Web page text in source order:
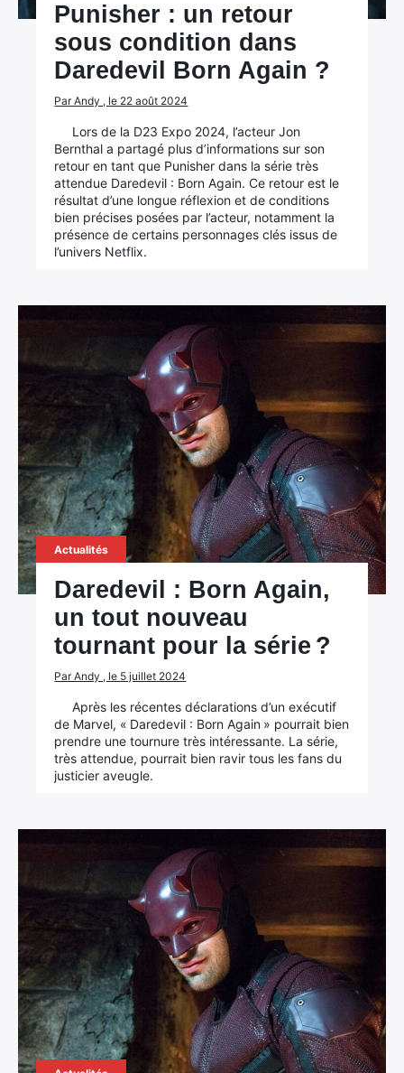
Punisher : un retour
sous condition dans
Daredevil Born Again ?
Par Andy , le 22 août 2024
Lors de la D23 Expo 2024, l’acteur Jon
Bernthal a partagé plus d’informations sur son
retour en tant que Punisher dans la série très
attendue Daredevil : Born Again. Ce retour est le
résultat d’une longue réflexion et de conditions
bien précises posées par l’acteur, notamment la
présence de certains personnages clés issus de
l’univers Netflix.
Actualités
Daredevil : Born Again,
un tout nouveau
tournant pour la série ?
Par Andy , le 5 juillet 2024
Après les récentes déclarations d’un exécutif
de Marvel, « Daredevil : Born Again » pourrait bien
prendre une tournure très intéressante. La série,
très attendue, pourrait bien ravir tous les fans du
justicier aveugle.